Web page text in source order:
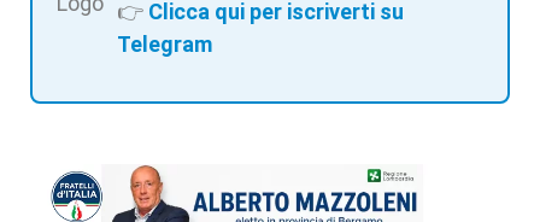
👉 Clicca qui per iscriverti su
Telegram